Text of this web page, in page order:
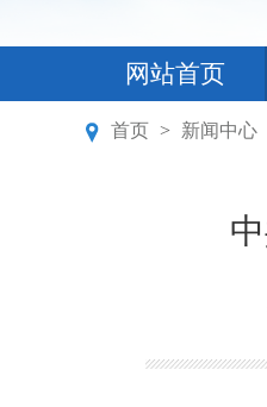
网站首页
首页 > 新闻中心